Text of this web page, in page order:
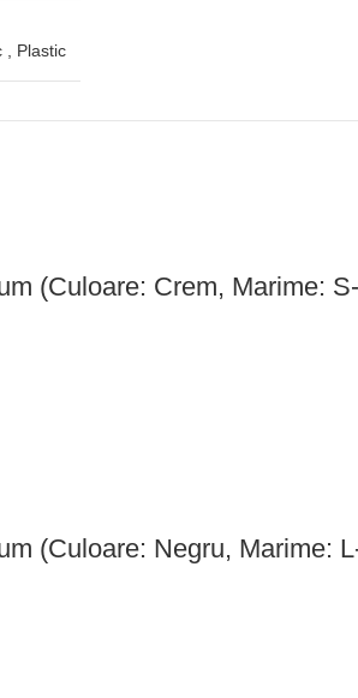
, Plastic
(Culoare: Crem, Marime:
(Culoare: Negru, Marime: